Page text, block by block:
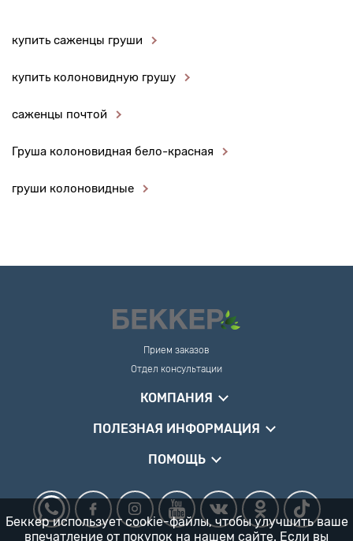
купить саженцы груши
купить колоновидную грушу
саженцы почтой
Груша колоновидная бело-красная
груши колоновидные
Прием заказов
Отдел консультации
КОМПАНИЯ
ПОЛЕЗНАЯ ИНФОРМАЦИЯ
ПОМОЩЬ
Беккер использует cookie-файлы, чтобы улучшить ваше
впечатление от покупок на нашем сайте. Если вы